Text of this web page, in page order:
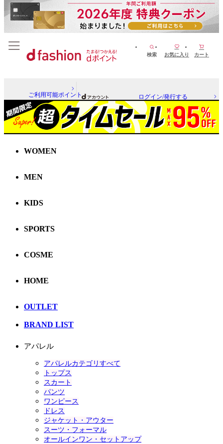
検索 お気に入り カート
ご利用可能ポイント ログイン/発行する
WOMEN
MEN
KIDS
SPORTS
COSME
HOME
OUTLET
BRAND LIST
アパレル
アパレルカテゴリすべて
トップス
スカート
パンツ
ワンピース
ドレス
ジャケット・アウター
スーツ・フォーマル
オールインワン・セットアップ